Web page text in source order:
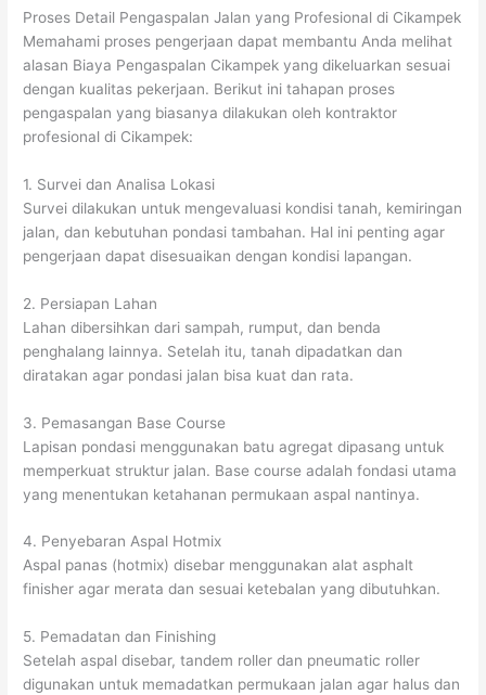
Proses Detail Pengaspalan Jalan yang Profesional di Cikampek
Memahami proses pengerjaan dapat membantu Anda melihat
alasan Biaya Pengaspalan Cikampek yang dikeluarkan sesuai
dengan kualitas pekerjaan. Berikut ini tahapan proses
pengaspalan yang biasanya dilakukan oleh kontraktor
profesional di Cikampek:
1. Survei dan Analisa Lokasi
Survei dilakukan untuk mengevaluasi kondisi tanah, kemiringan
jalan, dan kebutuhan pondasi tambahan. Hal ini penting agar
pengerjaan dapat disesuaikan dengan kondisi lapangan.
2. Persiapan Lahan
Lahan dibersihkan dari sampah, rumput, dan benda
penghalang lainnya. Setelah itu, tanah dipadatkan dan
diratakan agar pondasi jalan bisa kuat dan rata.
3. Pemasangan Base Course
Lapisan pondasi menggunakan batu agregat dipasang untuk
memperkuat struktur jalan. Base course adalah fondasi utama
yang menentukan ketahanan permukaan aspal nantinya.
4. Penyebaran Aspal Hotmix
Aspal panas (hotmix) disebar menggunakan alat asphalt
finisher agar merata dan sesuai ketebalan yang dibutuhkan.
5. Pemadatan dan Finishing
Setelah aspal disebar, tandem roller dan pneumatic roller
digunakan untuk memadatkan permukaan jalan agar halus dan